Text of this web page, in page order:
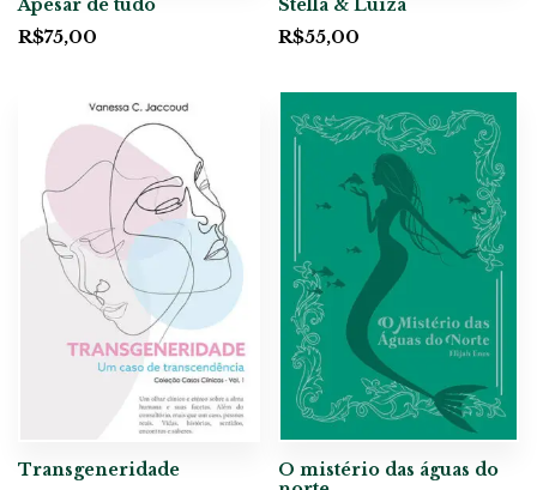
Apesar de tudo
R$75,00
Stella & Luíza
R$55,00
Transgeneridade
O mistério das águas do